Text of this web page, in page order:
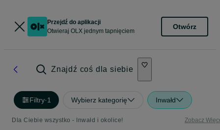
Przejdź do aplikacji
Otwieraj OLX jednym tapnięciem
Otwórz
Znajdź coś dla siebie
Filtry·1 Wybierz kategorię Inwałd
Dla Ciebie wszystko - Inwałd i okolice! Zobacz